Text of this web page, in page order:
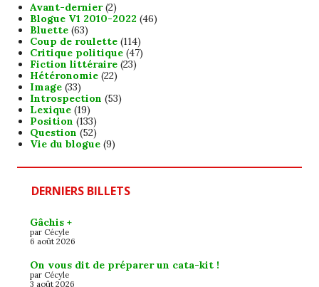
Avant-dernier(2)
Blogue V1 2010-2022 (46)
Bluette(63)
Coup de roulette(114)
Critique politique(47)
Fiction littéraire(23)
Hétéronomie(22)
Image(33)
Introspection (53)
Lexique(19)
Position (133)
Question (52)
Vie du blogue(9)
DERNIERS BILLETS
Gâchis +
par Cécyle
6 août 2026
On vous dit de préparer un cata-kit !
par Cécyle
3 août 2026